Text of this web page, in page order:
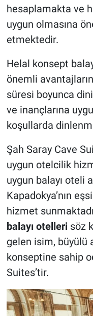
hesaplamakta ve
uygun olmasına
etmektedir.
Helal konsept
önemli
süresi boyunca
ve inançlarına
koşullarda
Şah Saray Cave
uygun otelcilik
uygun balayı oteli
Kapadokya’nın
hizmet
balayı otellerisöz
gelen isim, büyülü
konseptine sahip
Suites’tir.